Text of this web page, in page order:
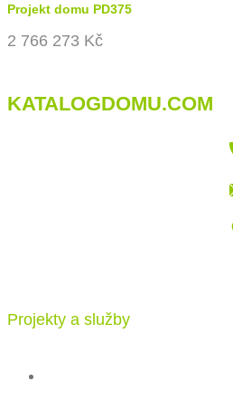
Projekt domu PD375
2 766 273 Kč
KATALOGDOMU.COM
Projekty a služby